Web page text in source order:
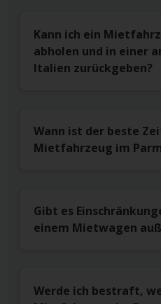
Kann ich ein
abholen und in einer
Italien zurückgeben?
Wann ist der beste
Mietfahrzeug im
Gibt es
einem Mietwagen
Werde ich bestraft,